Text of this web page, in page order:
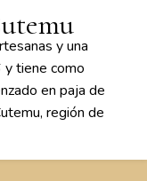
y una
tiene como
en paja de
región de